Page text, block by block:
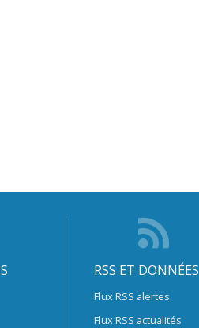
RSS ET DONNÉES
Flux RSS alertes
Flux RSS actualités